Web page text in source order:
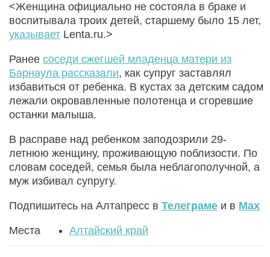
<Женщина официально не состояла в браке и
воспитывала троих детей, старшему было 15 лет,
указывает Lenta.ru.>
Ранее соседи сжегшей младенца матери из
Барнаула рассказали, как супруг заставлял
избавиться от ребенка. В кустах за детским садом
лежали окровавленные полотенца и сгоревшие
останки малыша.
В расправе над ребенком заподозрили 29-
летнюю женщину, проживающую поблизости. По
словам соседей, семья была неблагополучной, а
муж избивал супругу.
Подпишитесь на Алтапресс в Телеграме и в Max
Места Алтайский край